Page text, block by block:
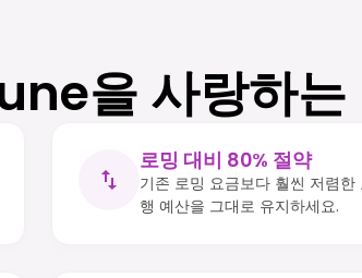
을 사랑하
로밍 대비 80% 절약
기존 로밍 요금보다 훨씬 저렴한
행 예산을 그대로 유지하세요.